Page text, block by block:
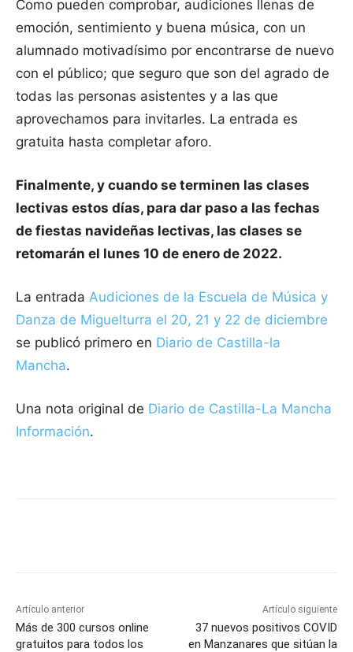
Como pueden comprobar, audiciones llenas de
emoción, sentimiento y buena música, con un
alumnado motivadísimo por encontrarse de nuevo
con el público; que seguro que son del agrado de
todas las personas asistentes y a las que
aprovechamos para invitarles. La entrada es
gratuita hasta completar aforo.
Finalmente, y cuando se terminen las clases
lectivas estos días, para dar paso a las fechas
de fiestas navideñas lectivas, las clases se
retomarán el lunes 10 de enero de 2022.
La entrada Audiciones de la Escuela de Música y
Danza de Miguelturra el 20, 21 y 22 de diciembre
se publicó primero en Diario de Castilla-la
Mancha.
Una nota original de Diario de Castilla-La Mancha
Información.
Artículo anterior
Más de 300 cursos online
gratuitos para todos los
Artículo siguiente
37 nuevos positivos COVID
en Manzanares que sitúan la